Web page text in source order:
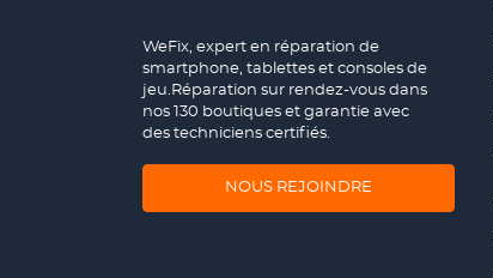
WeFix, expert en réparation de
smartphone, tablettes et consoles de
jeu.Réparation sur rendez-vous dans
nos 130 boutiques et garantie avec
des techniciens certifiés.
NOUS REJOINDRE(OUVRE